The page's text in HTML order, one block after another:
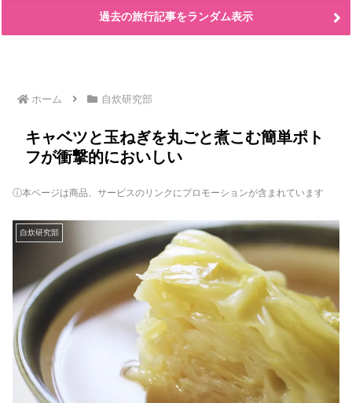
過去の旅行記事をランダム表示
ホーム 自炊研究部
キャベツと玉ねぎを丸ごと煮こむ簡単ポト
フが衝撃的においしい
ⓘ本ページは商品、サービスのリンクにプロモーションが含まれています
自炊研究部